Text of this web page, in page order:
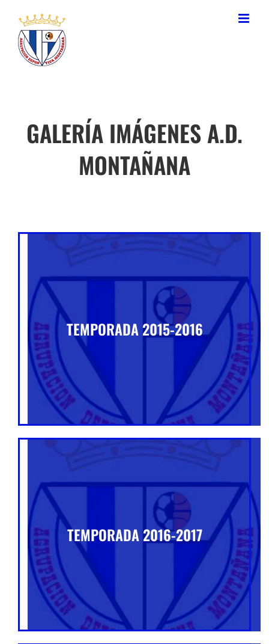
contenido
GALERÍA IMÁGENES A.D.
MONTAÑANA
TEMPORADA 2015-2016
TEMPORADA 2016-2017